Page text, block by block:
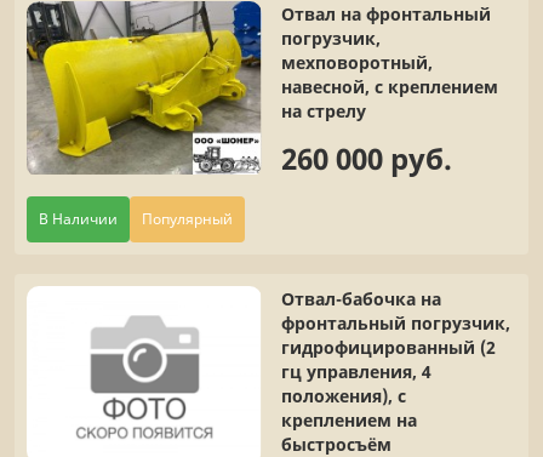
В Наличии Популярный
Отвал на фронтальный
погрузчик,
мехповоротный,
навесной, с креплением
на стрелу
260 000 руб.
Отвал-бабочка на
фронтальный погрузчик,
гидрофицированный (2
гц управления, 4
положения), с
креплением на
быстросъём